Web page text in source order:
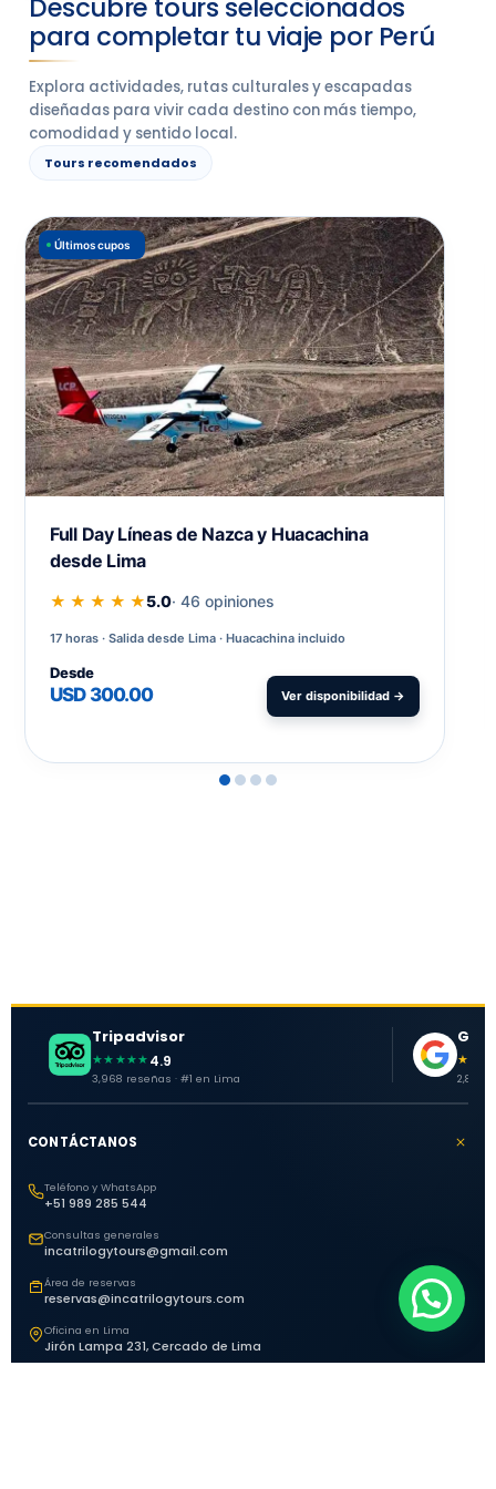
Descubre tours seleccionados
para completar tu viaje por Perú
Explora actividades, rutas culturales y escapadas
diseñadas para vivir cada destino con más tiempo,
comodidad y sentido local.
Tours recomendados
Últimos cupos
Full Day Líneas de Nazca y Huacachina
desde Lima
★ ★ ★ ★ ★5.0· 46 opiniones
17 horas Salida desde Lima · Huacachina incluido
Desde
USD 300.00 Ver disponibilidad →
Tripadvisor
★★★★★ 4.9
3,968 reseñas · #1 en Lima 2,881
CONTÁCTANOS
Teléfono y WhatsApp
+51 989 285 544
Consultas generales
incatrilogytours@gmail.com
Área de reservas
reservas@incatrilogytours.com
Oficina en Lima
Jirón Lampa 231, Cercado de Lima